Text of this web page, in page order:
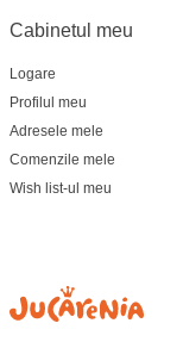
Cabinetul meu
Logare
Profilul meu
Adresele mele
Comenzile mele
Wish list-ul meu